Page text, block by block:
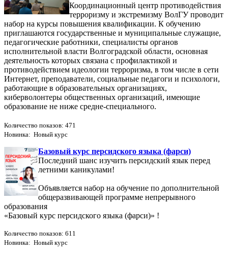
Координационный центр противодействия
терроризму и экстремизму ВолГУ проводит
набор на курсы повышения квалификации. К обучению
приглашаются государственные и муниципальные служащие,
педагогические работники, специалисты органов
исполнительной власти Волгоградской области, основная
деятельность которых связана с профилактикой и
противодействием идеологии терроризма, в том числе в сети
Интернет, преподаватели, социальные педагоги и психологи,
работающие в образовательных организациях,
киберволонтеры общественных организаций, имеющие
образование не ниже средне-специального.
Количество показов: 471
Новинка: Новый курс
Базовый курс персидского языка (фарси)
Последний шанс изучить персидский язык перед
летними каникулами!
Объявляется набор на обучение по дополнительной
общеразвивающей программе непрерывного
образования
«Базовый курс персидского языка (фарси)» !
Количество показов: 611
Новинка: Новый курс